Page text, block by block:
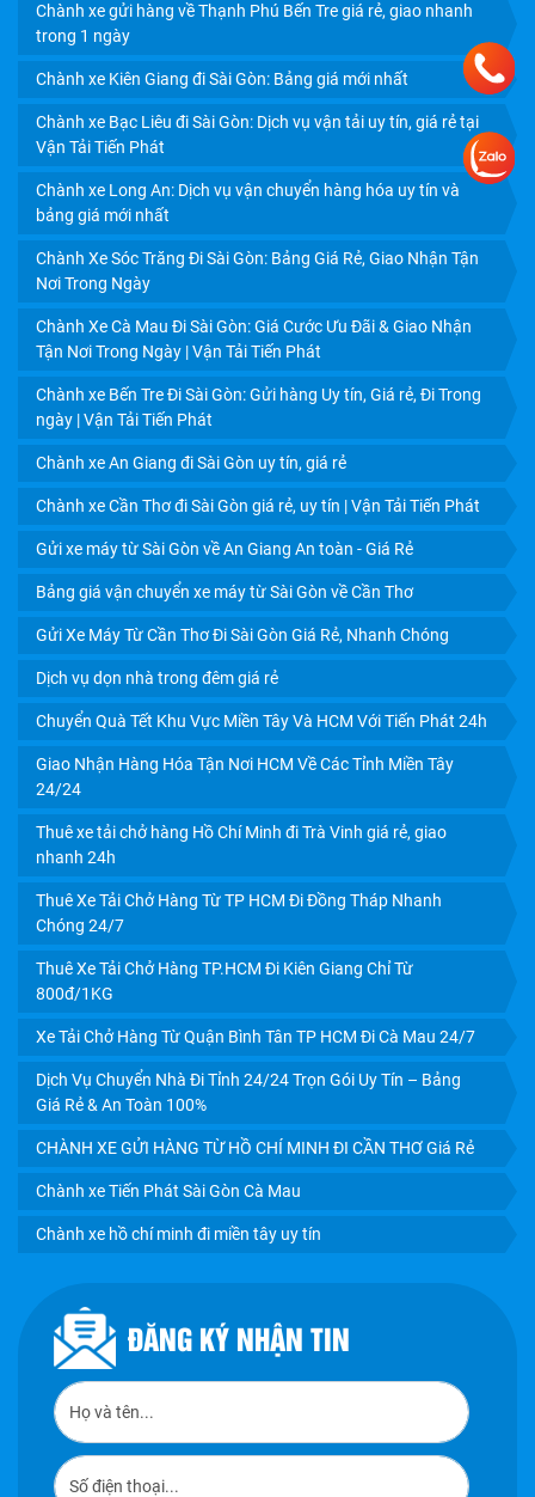
DỊCH VỤ VẬN CHUYỂN TRÁI CÂY MIỀN TÂY ĐI HCM: GIẢI
PHÁP BẢO VỆ GIÁ TRỊ NÔNG SẢN 24H
DỊCH VỤ VẬN CHUYỂN TRÁI CÂY CẦN THƠ ĐI TPHCM
GIÁ RẺ, UY TÍN
Chành xe gửi hàng về Thạnh Phú Bến Tre giá rẻ, giao nhanh
trong 1 ngày
Chành xe Kiên Giang đi Sài Gòn: Bảng giá mới nhất
Chành xe Bạc Liêu đi Sài Gòn: Dịch vụ vận tải uy tín, giá rẻ tại
Vận Tải Tiến Phát
Chành xe Long An: Dịch vụ vận chuyển hàng hóa uy tín và
bảng giá mới nhất
Chành Xe Sóc Trăng Đi Sài Gòn: Bảng Giá Rẻ, Giao Nhận Tận
Nơi Trong Ngày
Chành Xe Cà Mau Đi Sài Gòn: Giá Cước Ưu Đãi & Giao Nhận
Tận Nơi Trong Ngày | Vận Tải Tiến Phát
Chành xe Bến Tre Đi Sài Gòn: Gửi hàng Uy tín, Giá rẻ, Đi Trong
ngày | Vận Tải Tiến Phát
Chành xe An Giang đi Sài Gòn uy tín, giá rẻ
Chành xe Cần Thơ đi Sài Gòn giá rẻ, uy tín | Vận Tải Tiến Phát
Gửi xe máy từ Sài Gòn về An Giang An toàn - Giá Rẻ
Bảng giá vận chuyển xe máy từ Sài Gòn về Cần Thơ
Gửi Xe Máy Từ Cần Thơ Đi Sài Gòn Giá Rẻ, Nhanh Chóng
Dịch vụ dọn nhà trong đêm giá rẻ
Chuyển Quà Tết Khu Vực Miền Tây Và HCM Với Tiến Phát 24h
Giao Nhận Hàng Hóa Tận Nơi HCM Về Các Tỉnh Miền Tây
24/24
Thuê xe tải chở hàng Hồ Chí Minh đi Trà Vinh giá rẻ, giao
nhanh 24h
Thuê Xe Tải Chở Hàng Từ TP HCM Đi Đồng Tháp Nhanh
Chóng 24/7
Thuê Xe Tải Chở Hàng TP.HCM Đi Kiên Giang Chỉ Từ
800đ/1KG
Xe Tải Chở Hàng Từ Quận Bình Tân TP HCM Đi Cà Mau 24/7
Dịch Vụ Chuyển Nhà Đi Tỉnh 24/24 Trọn Gói Uy Tín – Bảng
Giá Rẻ & An Toàn 100%
CHÀNH XE GỬI HÀNG TỪ HỒ CHÍ MINH ĐI CẦN THƠ Giá Rẻ
Chành xe Tiến Phát Sài Gòn Cà Mau
Chành xe hồ chí minh đi miền tây uy tín
ĐĂNG KÝ NHẬN TIN